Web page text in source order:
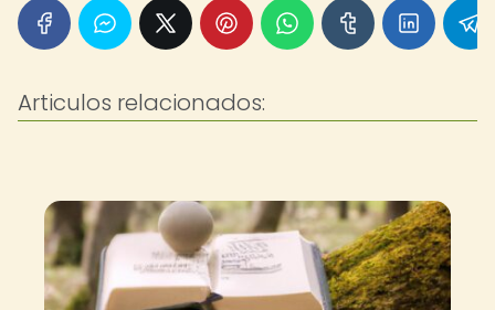
Articulos relacionados: